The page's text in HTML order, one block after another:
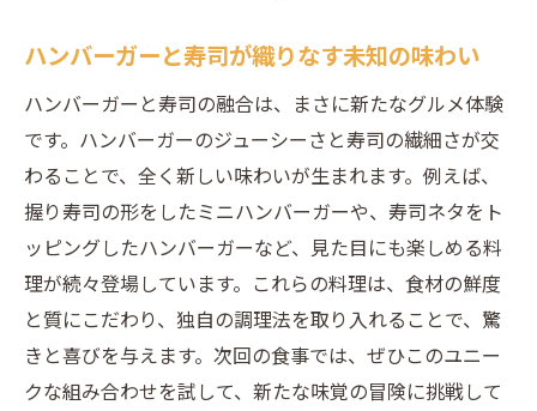
ハンバーガーと寿司が織りなす未知の味わい
ハンバーガーと寿司の融合は、まさに新たなグルメ体験
です。ハンバーガーのジューシーさと寿司の繊細さが交
わることで、全く新しい味わいが生まれます。例えば、
握り寿司の形をしたミニハンバーガーや、寿司ネタをト
ッピングしたハンバーガーなど、見た目にも楽しめる料
理が続々登場しています。これらの料理は、食材の鮮度
と質にこだわり、独自の調理法を取り入れることで、驚
きと喜びを与えます。次回の食事では、ぜひこのユニー
クな組み合わせを試して、新たな味覚の冒険に挑戦して